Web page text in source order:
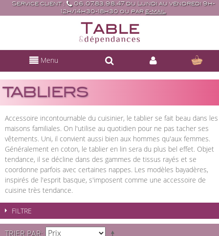
Service client :
06.07.83.98.47 du Lundi au vendredi 9h-
12h/14h30-18h30 ou par e-mail
Menu
TABLIERS
Accessoire incontournable du cuisinier, le tablier se fait beau dans les
maisons familiales. On l'utilise au quotidien pour ne pas tacher ses
vêtements. Uni, il convient aussi bien aux hommes qu'aux femmes.
Généralement en coton, le tablier en lin sera du plus bel effet. Objet
tendance, il se décline dans des gammes de tissus rayés et se
coordonne parfois avec certaines nappes. Les modèles bayadères,
inspirés de l'esprit basque, s'imposent comme une accessoire de
cuisine très tendance.
FILTRE
TRIER PAR